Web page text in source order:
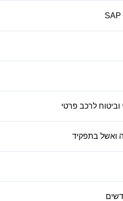
לרכב פרטי
ואשל בתפקיד